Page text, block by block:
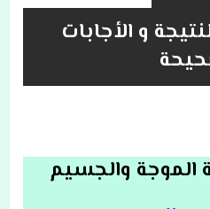
و الأجابات
الموجة والجسيم